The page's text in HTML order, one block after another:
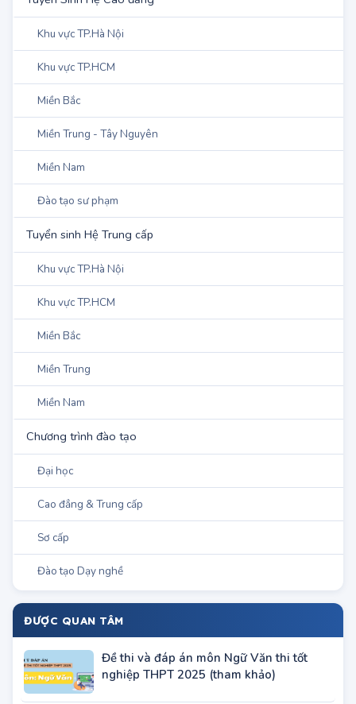
Khu vực TP.Hà Nội
Khu vực TP.HCM
Miền Bắc
Miền Trung - Tây Nguyên
Miền Nam
Quân Đội - Công An
Tuyển Sinh Hệ Cao đẳng
Khu vực TP.Hà Nội
Khu vực TP.HCM
Miền Bắc
Miền Trung - Tây Nguyên
Miền Nam
Đào tạo sư phạm
Tuyển sinh Hệ Trung cấp
Khu vực TP.Hà Nội
Khu vực TP.HCM
Miền Bắc
Miền Nam
Chương trình đào tạo
Đại học